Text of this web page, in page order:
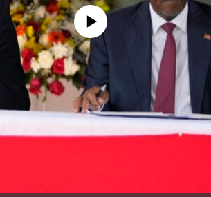
No media source currently available